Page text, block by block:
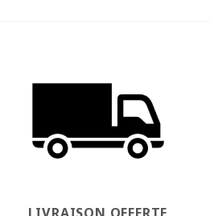
options
peuvent
être
LIVRAISON OFFERTE